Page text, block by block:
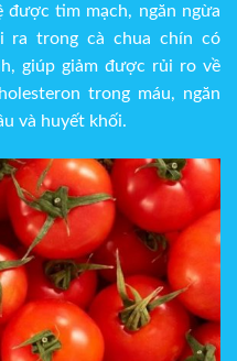
tim mạch, ngăn ngừa
ra trong cà chua chín có
giúp giảm được rủi ro về
trong máu, ngăn
và huyết khối.